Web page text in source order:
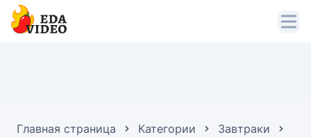
Главная страница Категории
Завтраки